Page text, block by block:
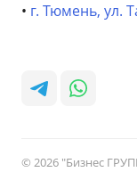
• г. Тюмень, ул.
© 2026 "Бизнес